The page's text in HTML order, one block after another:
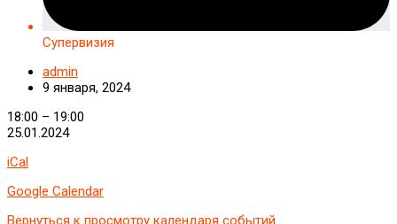
Супервизия
admin
9 января, 2024
Супервизия
18:00 – 19:00
25.01.2024
iCal
Google Calendar
Вернуться к просмотру календаря событий